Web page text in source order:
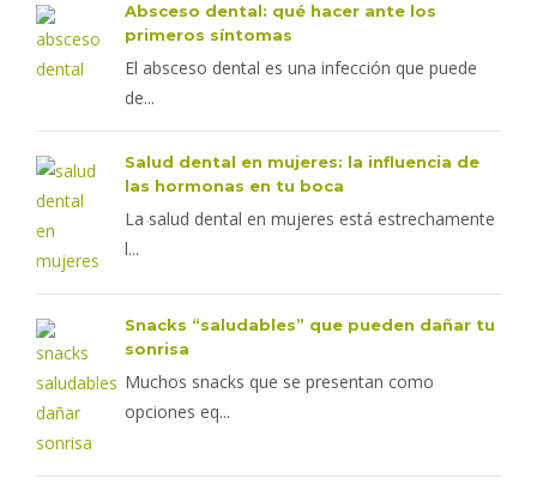
Absceso dental: qué hacer ante los
primeros síntomas
El absceso dental es una infección que puede
de...
Salud dental en mujeres: la influencia de
las hormonas en tu boca
La salud dental en mujeres está estrechamente
l...
Snacks “saludables” que pueden dañar tu
sonrisa
Muchos snacks que se presentan como
opciones eq...